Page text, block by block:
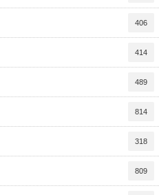
406
414
489
814
318
809